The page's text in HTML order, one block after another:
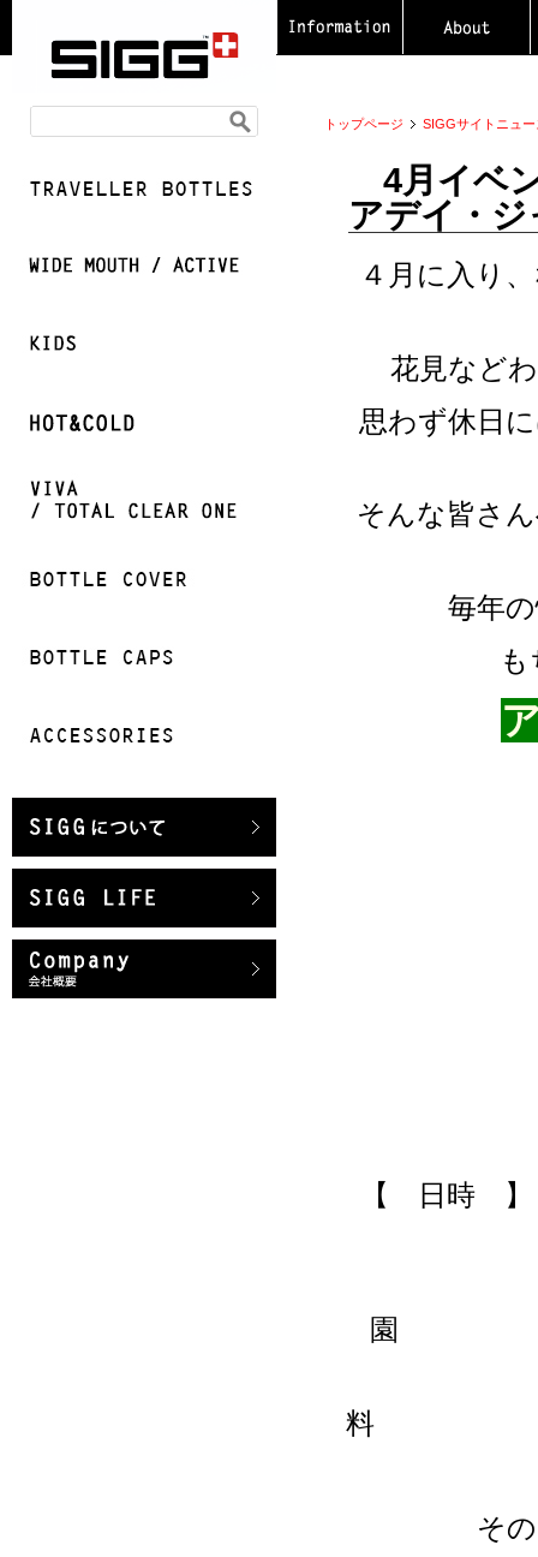
トップページ SIGGサイトニュー
4月イベ
アデイ・
４月に入り
花見など
思わず休日
そんな皆さ
毎年
【 日時
そ